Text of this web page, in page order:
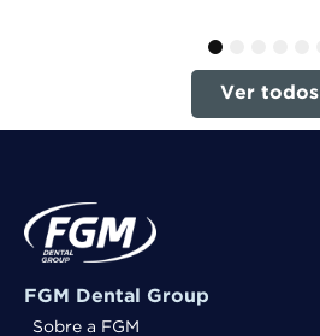
4
Ver todos
FGM Dental Group
Sobre a FGM